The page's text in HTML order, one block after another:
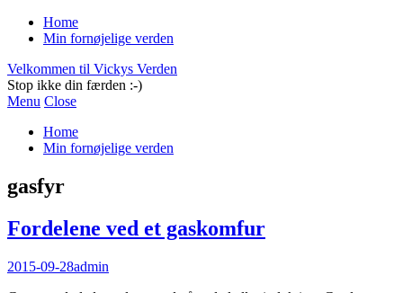
Home
Min fornøjelige verden
Velkommen til Vickys Verden
Stop ikke din færden :-)
Menu Close
Home
Min fornøjelige verden
gasfyr
Fordelene ved et gaskomfur
2015-09-28admin